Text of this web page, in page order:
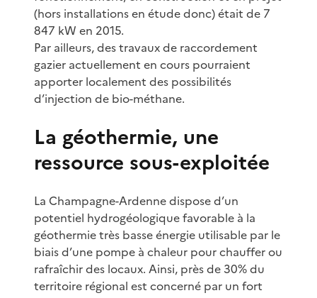
(hors installations en étude donc) était de 7
847 kW en 2015.
Par ailleurs, des travaux de raccordement
gazier actuellement en cours pourraient
apporter localement des possibilités
d’injection de bio-méthane.
La géothermie, une
ressource sous-exploitée
La Champagne-Ardenne dispose d’un
potentiel hydrogéologique favorable à la
géothermie très basse énergie utilisable par le
biais d’une pompe à chaleur pour chauffer ou
rafraîchir des locaux. Ainsi, près de 30% du
territoire régional est concerné par un fort